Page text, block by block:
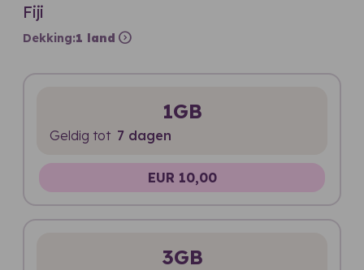
Fiji
Dekking:1 land expand_circle_right
1GB
Geldig tot 7 dagen
EUR 10,00
3GB